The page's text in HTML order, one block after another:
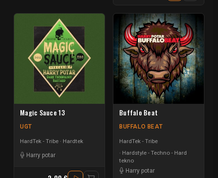
Magic Sauce 13
UGT
HardTek - Tribe Hardtek
Harry potar
Buffalo Beat
BUFFALO BEAT
HardTek - Tribe
Hardstyle - Techno - Hard
tekno
Harry potar